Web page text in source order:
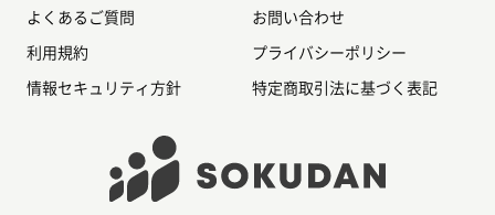
よくあるご質問 お問い合わせ
利用規約 プライバシーポリシー
情報セキュリティ方針 特定商取引法に基づく表記